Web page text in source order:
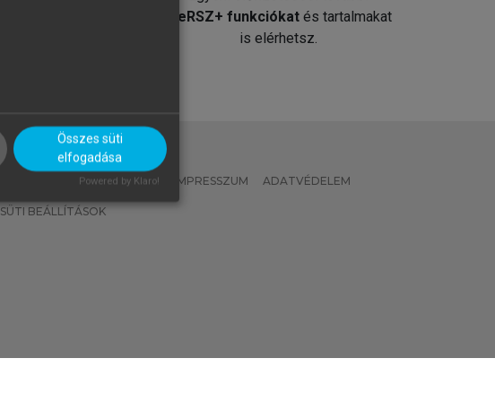
MeRSZ+ funkciókat és tartalmakat
is elérhetsz.
MI – ÁLTALÁNOS IRÁNYELVEK IMPRESSZUM ADATVÉDELEM
SÜTI BEÁLLÍTÁSOK
Összes süti
elfogadása
Powered by Klaro!